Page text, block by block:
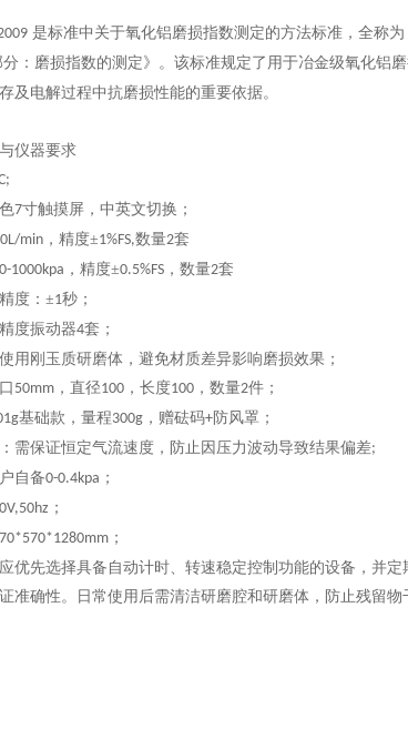
是标准中关于氧化铝磨损指数测定的方法标准，全称
分：磨损指数的测定》。该标准规定了用于冶金级氧化铝
及电解过程中抗磨损性能的重要依据。
仪器要求
7寸触摸屏，中英文切换；
min ，精度±1%FS,数量2套
0-1000kpa ，精度±0.5%FS ，数量2套
度 ‌：‌±1秒 ；
度振动器4套；
使用刚玉质研磨体，避免材质差异影响磨损效果 ；
50mm ，直径100 ，长度100 ， 数量2件；
基础款，量程300g ，赠砝码+防风罩；
‌：需保证恒定气流速度，防止因压力波动导致结果偏差;
自备0-0.4kpa ；
；
；
优先选择具备自动计时、转速稳定控制功能的设备，并
准确性。日常使用后需清洁研磨腔和研磨体，防止残留物